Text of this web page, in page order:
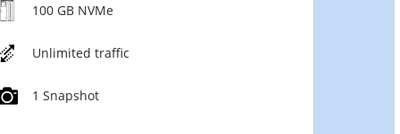
100 GB NVMe
Unlimited traffic
1 Snapshot